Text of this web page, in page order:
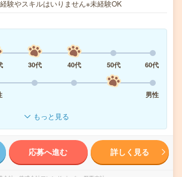
験やスキルはいりません※未経験OK
30代 40代 50代
60代
男性
もっと見る
応募へ進む 詳しく見る